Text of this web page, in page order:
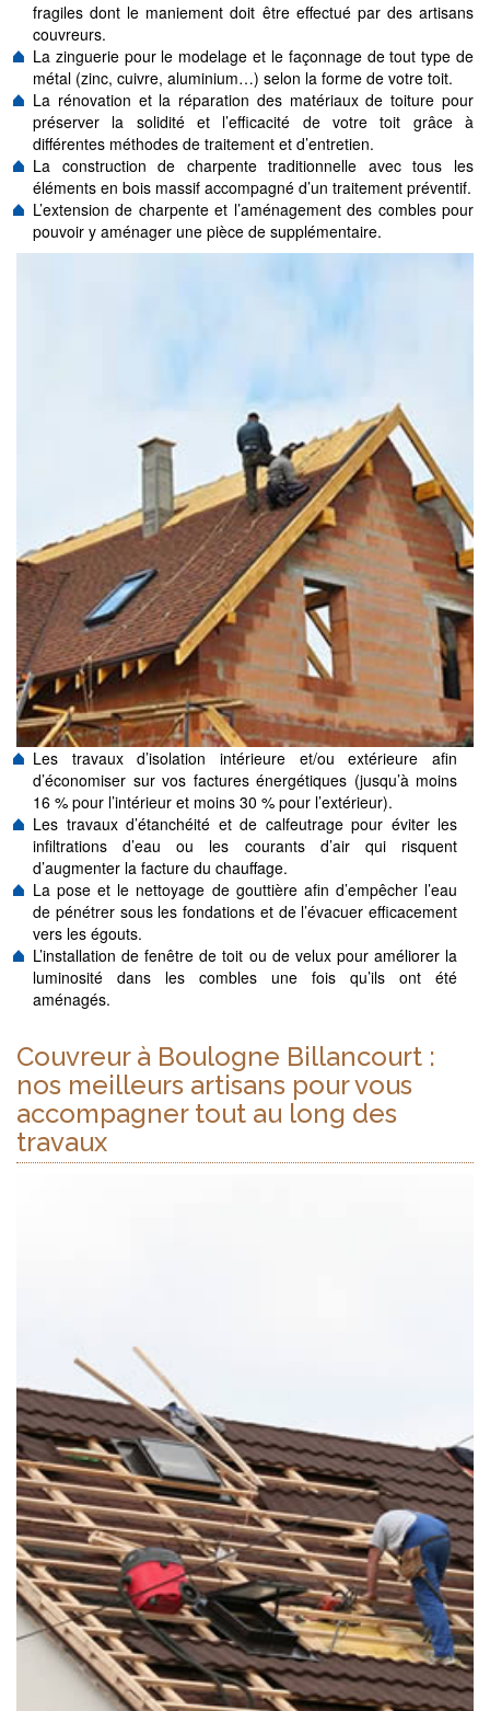
fragiles dont le maniement doit être effectué par des artisans
couvreurs.
La zinguerie pour le modelage et le façonnage de tout type de
métal (zinc, cuivre, aluminium…) selon la forme de votre toit.
La rénovation et la réparation des matériaux de toiture pour
préserver la solidité et l’efficacité de votre toit grâce à
différentes méthodes de traitement et d’entretien.
La construction de charpente traditionnelle avec tous les
éléments en bois massif accompagné d’un traitement préventif.
L’extension de charpente et l’aménagement des combles pour
pouvoir y aménager une pièce de supplémentaire.
Les travaux d’isolation intérieure et/ou extérieure afin
d’économiser sur vos factures énergétiques (jusqu’à moins
16 % pour l’intérieur et moins 30 % pour l’extérieur).
Les travaux d’étanchéité et de calfeutrage pour éviter les
infiltrations d’eau ou les courants d’air qui risquent
d’augmenter la facture du chauffage.
La pose et le nettoyage de gouttière afin d’empêcher l’eau
de pénétrer sous les fondations et de l’évacuer efficacement
vers les égouts.
L’installation de fenêtre de toit ou de velux pour améliorer la
luminosité dans les combles une fois qu’ils ont été
aménagés.
Couvreur à Boulogne Billancourt :
nos meilleurs artisans pour vous
accompagner tout au long des
travaux